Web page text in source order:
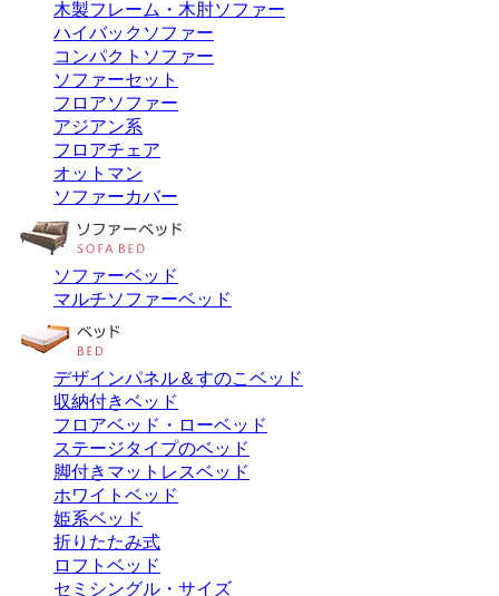
木製フレーム・木肘ソファー
ハイバックソファー
コンパクトソファー
ソファーセット
フロアソファー
アジアン系
フロアチェア
オットマン
ソファーカバー
ソファーベッド
マルチソファーベッド
デザインパネル＆すのこベッド
収納付きベッド
フロアベッド・ローベッド
ステージタイプのベッド
脚付きマットレスベッド
ホワイトベッド
姫系ベッド
折りたたみ式
ロフトベッド
セミシングル・サイズ